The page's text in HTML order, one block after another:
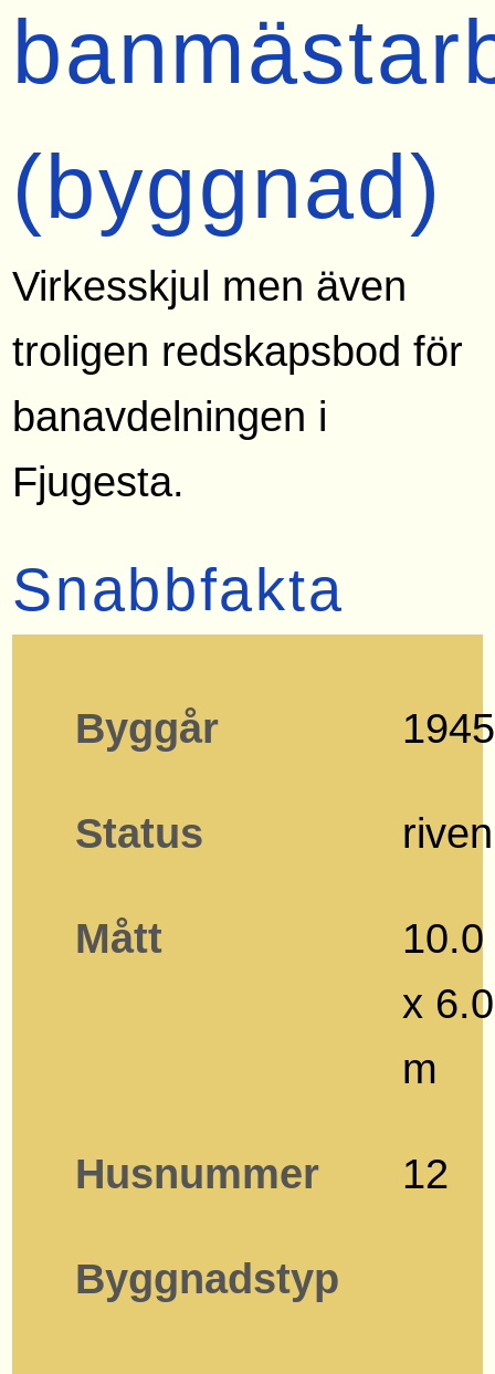
(byggnad)
Virkesskjul men även
troligen redskapsbod för
banavdelningen i
Fjugesta.
Snabbfakta
Byggår 1945
Status riven
Mått
10.0
x 6.0
m
Husnummer 12
Byggnadstyp